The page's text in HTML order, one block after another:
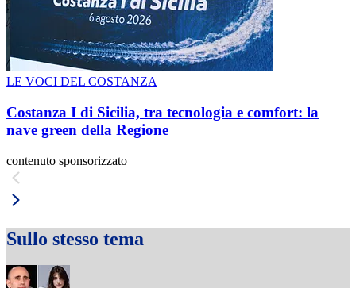
LE VOCI DEL COSTANZA
Costanza I di Sicilia, tra tecnologia e comfort: la
nave green della Regione
contenuto sponsorizzato
Sullo stesso tema